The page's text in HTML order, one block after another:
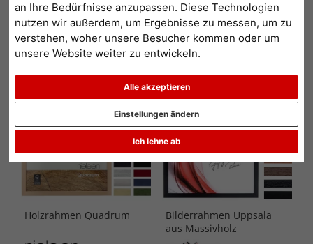
an Ihre Bedürfnisse anzupassen. Diese Technologien
nutzen wir außerdem, um Ergebnisse zu messen, um zu
verstehen, woher unsere Besucher kommen oder um
unsere Website weiter zu entwickeln.
Alle akzeptieren
Ich lehne ab
Einstellungen ändern
1 2 3 ... 17 >
Beliebtheit Preis aufsteigend Preis absteigend
Holzrahmen Quadrum
Bilderrahmen Uppsala
aus Massivholz